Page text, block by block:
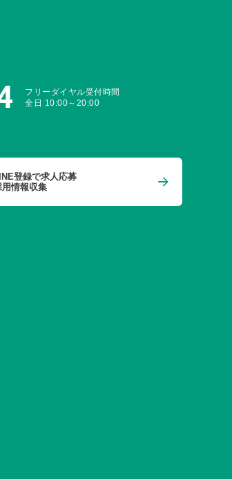
フリーダイヤル受付時間
全日 10:00～20:00
登録で求人応募
用情報収集